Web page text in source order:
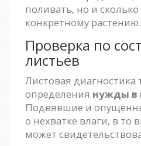
поливать, но и
конкретному растению.
Проверка по
листьев
Листовая
определения нужды в
Подвявшие и
о нехватке влаги, в то
может